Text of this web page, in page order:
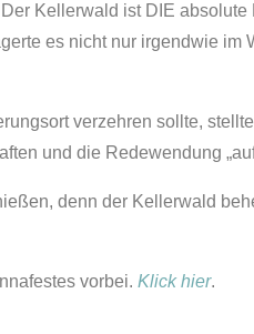
Kellerwald ist DIE
es nicht nur irgendwie
verzehren sollte,
und die Redewendung
denn der Kellerwald
vorbei. Klick hier.